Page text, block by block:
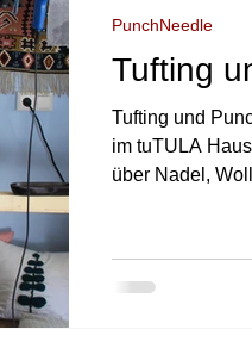
Tufting
Tufting und PunchNeedle - altes
im tuTULA
über Nadel,
PunchNeedle